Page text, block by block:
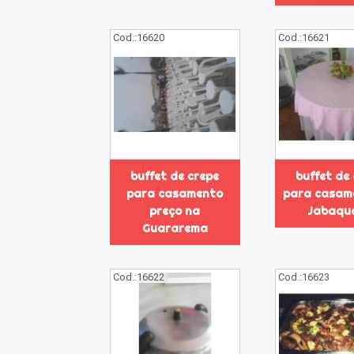
Cod.:16620
buffet de crepe
para casamento
preço na
Guararema
Cod.:16621
buffet de
para
Cod.:16622 Cod.:16623